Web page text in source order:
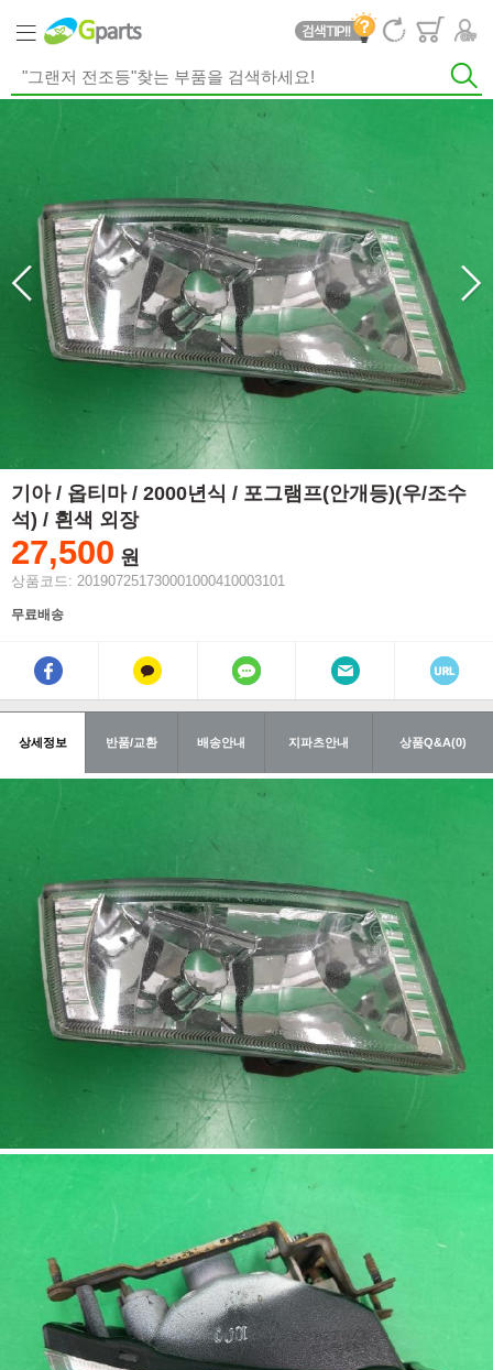
기아 / 옵티마 / 2000년식 / 포그램프(안개등)(우/조수
석) / 흰색 외장
27,500 원
상품코드: 201907251730001000410003101
무료배송
상세정보 반품/교환 배송안내 지파츠안내 상품Q&A(0)